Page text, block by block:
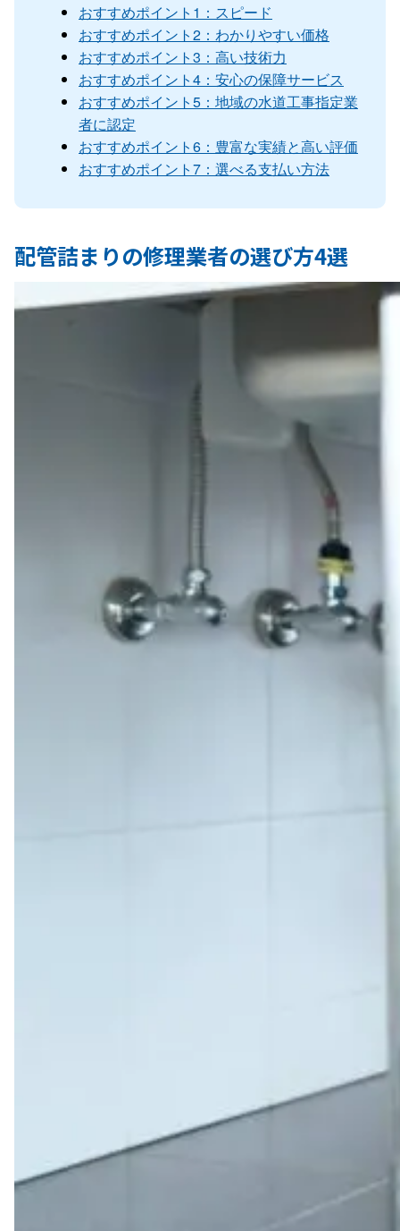
おすすめポイント1：スピード
おすすめポイント2：わかりやすい価格
おすすめポイント3：高い技術力
おすすめポイント4：安心の保障サービス
おすすめポイント5：地域の水道工事指定業
者に認定
おすすめポイント6：豊富な実績と高い評価
おすすめポイント7：選べる支払い方法
配管詰まりの修理業者の選び方4選